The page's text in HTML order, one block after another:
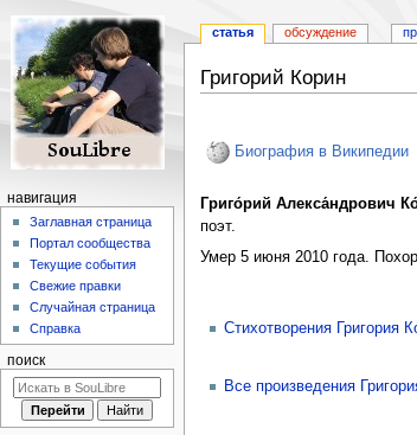
Григорий Корин
навигации
поиску
Биография в Википедии
Григо́рий Алекса́ндрович
поэт.
Умер 5 июня 2010 года.
Стихотворения Григория
Все произведения
статья обсуждение
навигация
Заглавная страница
Портал сообщества
Текущие события
Свежие правки
Случайная страница
Справка
поиск